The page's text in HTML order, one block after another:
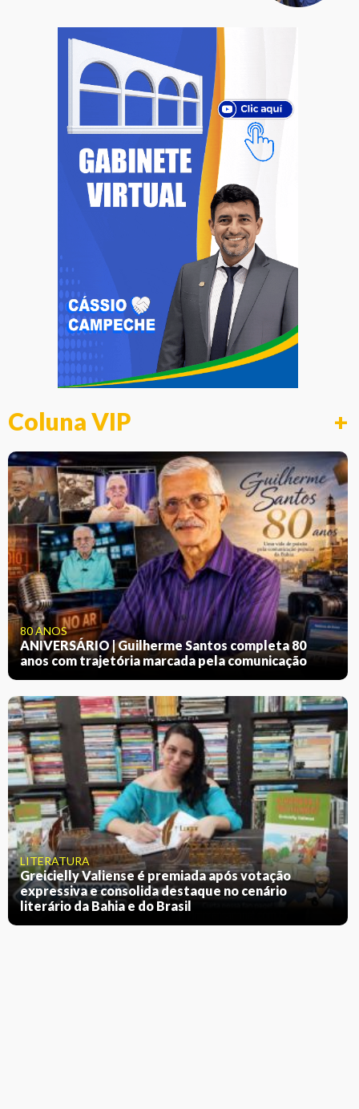
Coluna VIP +
80 ANOS
ANIVERSÁRIO | Guilherme Santos completa 80
anos com trajetória marcada pela comunicação
LITERATURA
Greicielly Valiense é premiada após votação
expressiva e consolida destaque no cenário
literário da Bahia e do Brasil